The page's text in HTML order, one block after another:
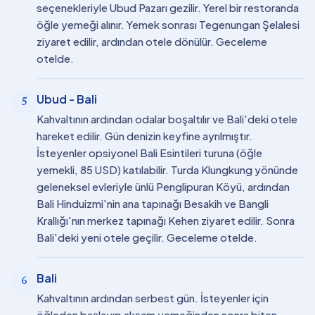
seçenekleriyle Ubud Pazarı gezilir. Yerel bir restoranda
öğle yemeği alınır. Yemek sonrası Tegenungan Şelalesi
ziyaret edilir, ardından otele dönülür. Geceleme
otelde.
5 Ubud - Bali
Kahvaltının ardından odalar boşaltılır ve Bali'deki otele
hareket edilir. Gün denizin keyfine ayrılmıştır.
İsteyenler opsiyonel Bali Esintileri turuna (öğle
yemekli, 85 USD) katılabilir. Turda Klungkung yönünde
geleneksel evleriyle ünlü Penglipuran Köyü, ardından
Bali Hinduizmi'nin ana tapınağı Besakih ve Bangli
Krallığı'nın merkez tapınağı Kehen ziyaret edilir. Sonra
Bali'deki yeni otele geçilir. Geceleme otelde.
6 Bali
Kahvaltının ardından serbest gün. İsteyenler için